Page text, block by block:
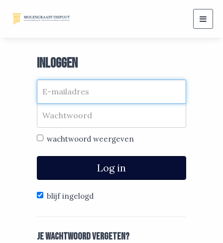
Inloggen
wachtwoord weergeven
Log in
blijf ingelogd
Je wachtwoord vergeten?